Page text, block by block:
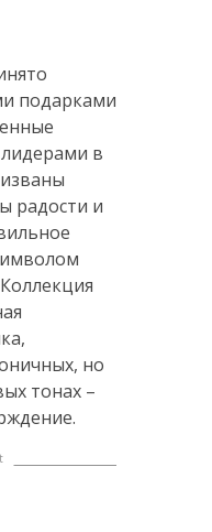
подарками
в
радости и
но
тонах –